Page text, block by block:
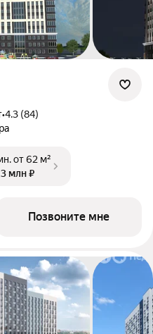
•4.3 (84)
от 62 м²
млн ₽
Позвоните мне